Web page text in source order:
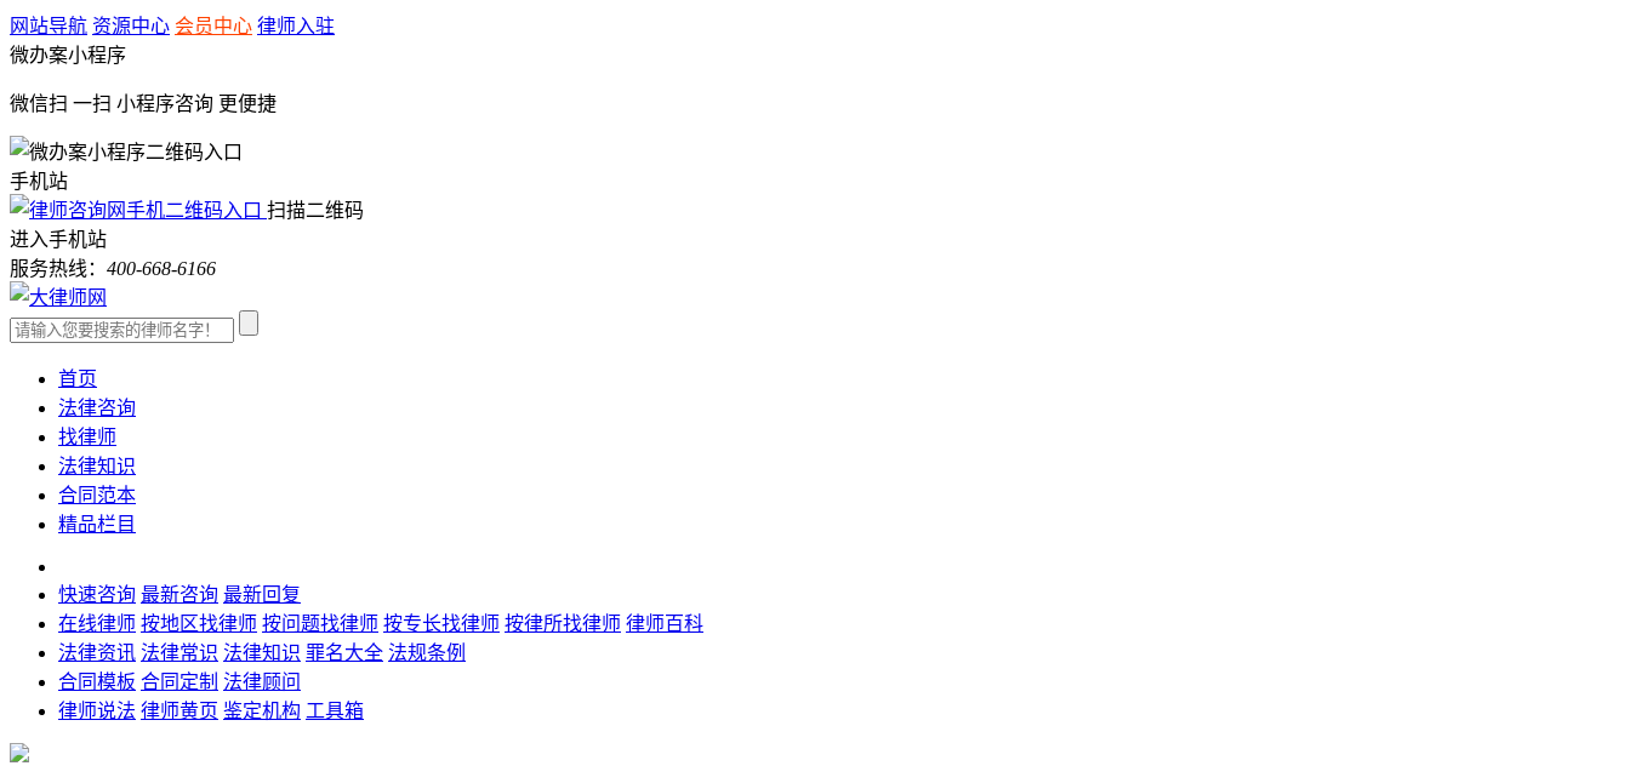
网站导航 资源中心 会员中心 律师入驻
微办案小程序
微信扫 一扫 小程序咨询 更便捷
手机站
扫描二维码
进入手机站
服务热线： 400-668-6166
首页
法律咨询
找律师
法律知识
合同范本
精品栏目
快速咨询 最新咨询 最新回复
在线律师 按地区找律师 按问题找律师 按专长找律师 按律所找律师 律师百科
法律资讯 法律常识 法律知识 罪名大全 法规条例
合同模板 合同定制 法律顾问
律师说法 律师黄页 鉴定机构 工具箱